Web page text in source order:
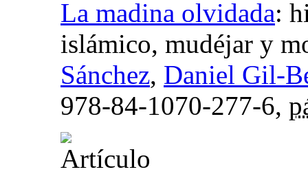
La madina olvidada:
islámico, mudéjar y
Sánchez, Daniel Gil-
978-84-1070-277-6,